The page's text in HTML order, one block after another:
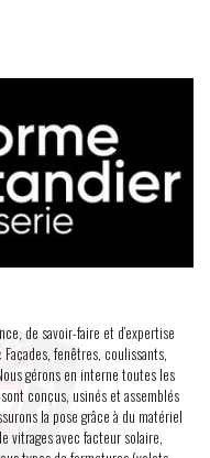
de savoir-faire et d’expertise
fenêtres, coulissants,
gérons en interne toutes les
conçus, usinés et assemblés
la pose grâce à du matériel
vitrages avec facteur solaire,